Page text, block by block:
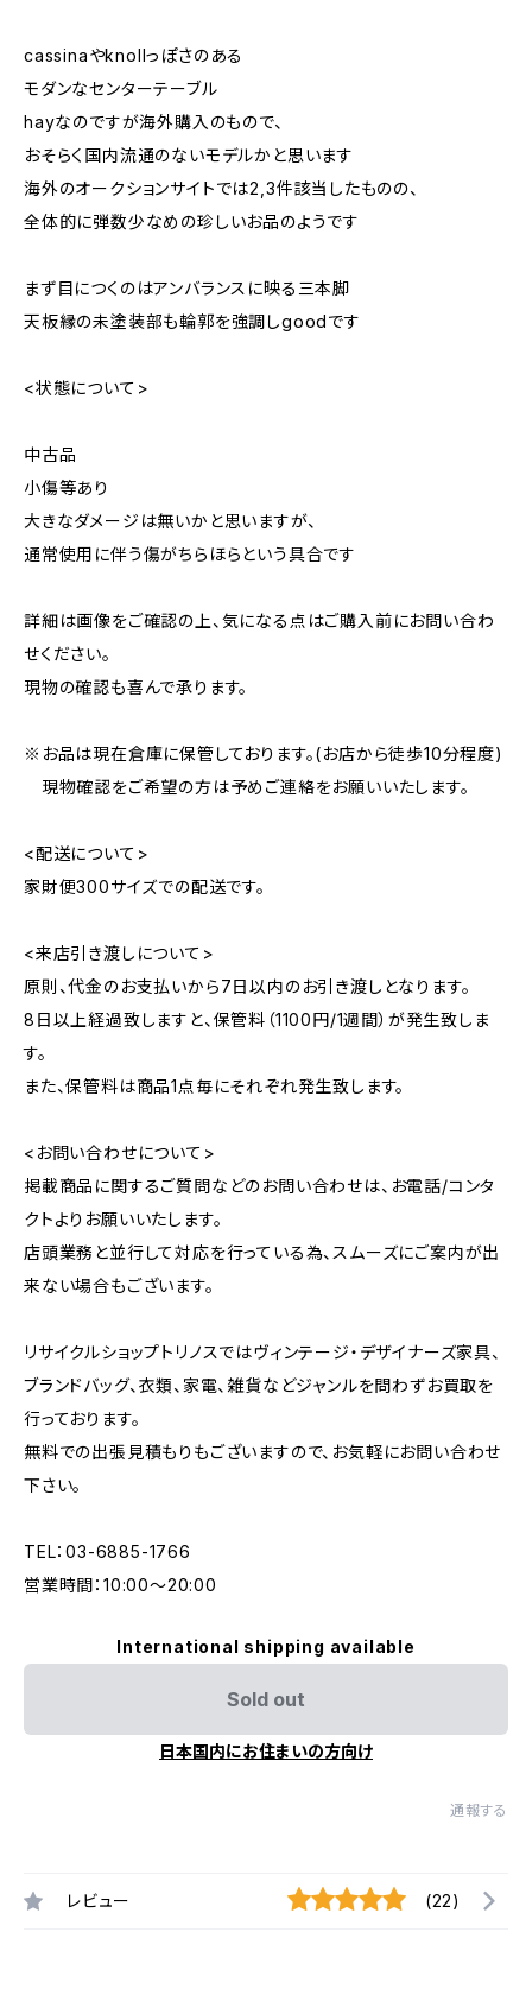
cassinaやknollっぽさのある
モダンなセンターテーブル
hayなのですが海外購入のもので、
おそらく国内流通のないモデルかと思います
海外のオークションサイトでは2,3件該当したものの、
全体的に弾数少なめの珍しいお品のようです
まず目につくのはアンバランスに映る三本脚
天板縁の未塗装部も輪郭を強調しgoodです
<状態について>
中古品
小傷等あり
大きなダメージは無いかと思いますが、
通常使用に伴う傷がちらほらという具合です
詳細は画像をご確認の上、気になる点はご購入前にお問い合わ
せください。
現物の確認も喜んで承ります。
※お品は現在倉庫に保管しております。(お店から徒歩10分程度)
現物確認をご希望の方は予めご連絡をお願いいたします。
<配送について>
家財便300サイズでの配送です。
<来店引き渡しについて>
原則、代金のお支払いから7日以内のお引き渡しとなります。
8日以上経過致しますと、保管料（1100円/1週間）が発生致しま
す。
また、保管料は商品1点毎にそれぞれ発生致します。
<お問い合わせについて>
掲載商品に関するご質問などのお問い合わせは、お電話/コンタ
クトよりお願いいたします。
店頭業務と並行して対応を行っている為、スムーズにご案内が出
来ない場合もございます。
リサイクルショップトリノスではヴィンテージ・デザイナーズ家具、
ブランドバッグ、衣類、家電、雑貨などジャンルを問わずお買取を
行っております。
無料での出張見積もりもございますので、お気軽にお問い合わせ
下さい。
TEL：03-6885-1766
営業時間：10:00〜20:00
International shipping available
Sold out
日本国内にお住まいの方向け
通報する
レビュー (22)